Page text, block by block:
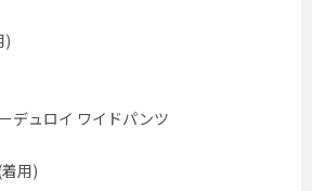
)
デュロイ ワイドパンツ
用)